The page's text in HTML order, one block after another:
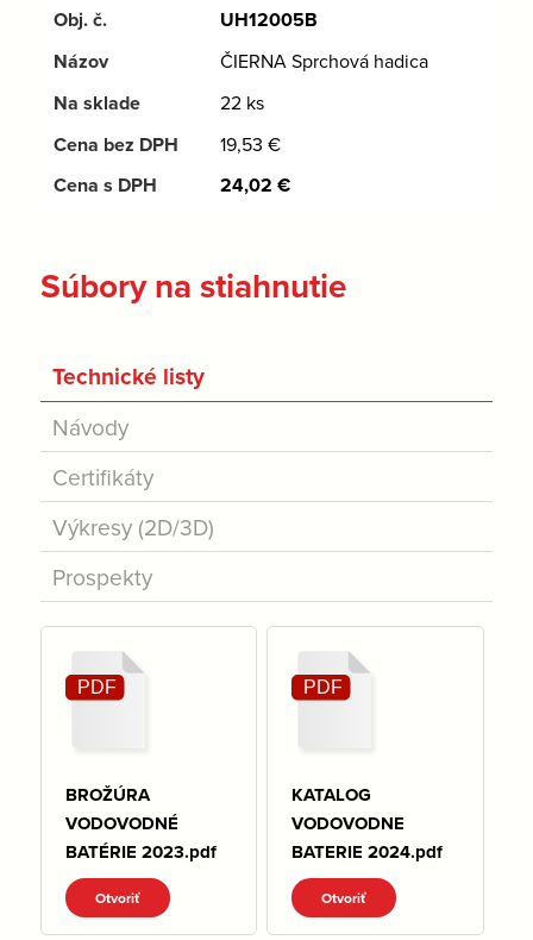
UH12005B
ČIERNA Sprchová hadica
22 ks
19,53 €
24,02 €
Súbory na stiahnutie
Technické listy
Návody
Certifikáty
Výkresy (2D/3D)
Prospekty
BROŽÚRA
VODOVODNÉ
BATÉRIE 2023.pdf
Otvoriť
KATALOG
VODOVODNE
BATERIE 2024.pdf
Otvoriť